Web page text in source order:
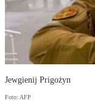
Jewgienij Prigożyn
Foto: AFP